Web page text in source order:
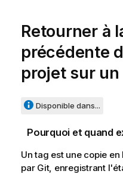
Retourner à
précédente
projet sur un
Disponible dans...
Pourquoi et quand
Un tag est une copie
par Git, enregistrant